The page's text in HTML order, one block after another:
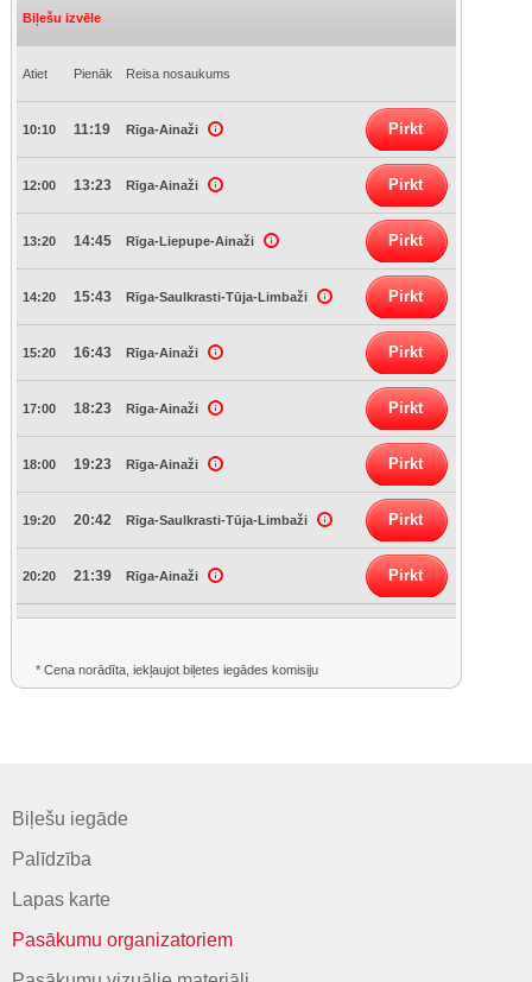
Biļešu izvēle
Atiet Pienāk Reisa nosaukums
10:10 11:19 Rīga-Ainaži Pirkt
12:00 13:23 Rīga-Ainaži Pirkt
13:20 14:45 Rīga-Liepupe-Ainaži Pirkt
14:20 15:43 Rīga-Saulkrasti-Tūja-Limbaži Pirkt
15:20 16:43 Rīga-Ainaži Pirkt
17:00 18:23 Rīga-Ainaži Pirkt
18:00 19:23 Rīga-Ainaži Pirkt
19:20 20:42 Rīga-Saulkrasti-Tūja-Limbaži Pirkt
20:20 21:39 Rīga-Ainaži Pirkt
* Cena norādīta, iekļaujot biļetes iegādes komisiju
Biļešu iegāde
Palīdzība
Lapas karte
Pasākumu organizatoriem